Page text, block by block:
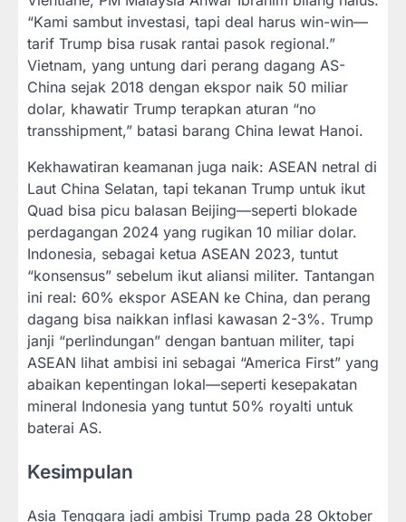
“Kami sambut investasi, tapi deal harus win-win—
tarif Trump bisa rusak rantai pasok regional.”
Vietnam, yang untung dari perang dagang AS-
China sejak 2018 dengan ekspor naik 50 miliar
dolar, khawatir Trump terapkan aturan “no
transshipment,” batasi barang China lewat Hanoi.
Kekhawatiran keamanan juga naik: ASEAN netral di
Laut China Selatan, tapi tekanan Trump untuk ikut
Quad bisa picu balasan Beijing—seperti blokade
perdagangan 2024 yang rugikan 10 miliar dolar.
Indonesia, sebagai ketua ASEAN 2023, tuntut
“konsensus” sebelum ikut aliansi militer. Tantangan
ini real: 60% ekspor ASEAN ke China, dan perang
dagang bisa naikkan inflasi kawasan 2-3%. Trump
janji “perlindungan” dengan bantuan militer, tapi
ASEAN lihat ambisi ini sebagai “America First” yang
abaikan kepentingan lokal—seperti kesepakatan
mineral Indonesia yang tuntut 50% royalti untuk
baterai AS.
Kesimpulan
Asia Tenggara jadi ambisi Trump pada 28 Oktober